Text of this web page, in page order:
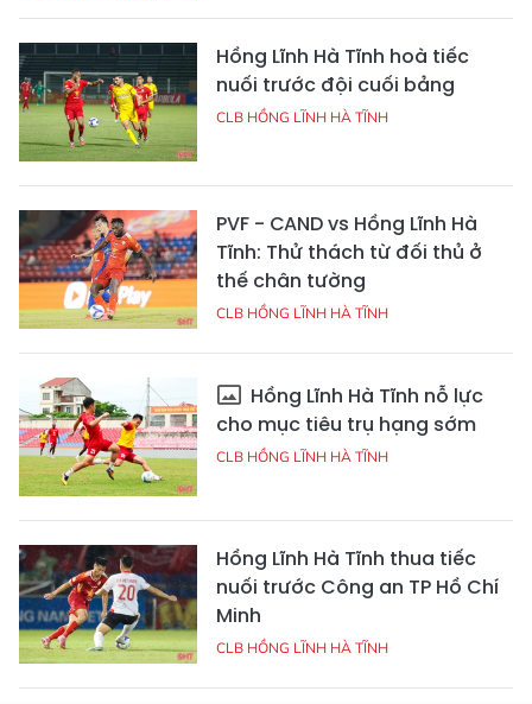
Hồng Lĩnh Hà Tĩnh hoà tiếc
nuối trước đội cuối bảng
CLB HỒNG LĨNH HÀ TĨNH
PVF - CAND vs Hồng Lĩnh Hà
Tĩnh: Thử thách từ đối thủ ở
thế chân tường
CLB HỒNG LĨNH HÀ TĨNH
Hồng Lĩnh Hà Tĩnh nỗ lực
cho mục tiêu trụ hạng sớm
CLB HỒNG LĨNH HÀ TĨNH
Hồng Lĩnh Hà Tĩnh thua tiếc
nuối trước Công an TP Hồ Chí
Minh
CLB HỒNG LĨNH HÀ TĨNH